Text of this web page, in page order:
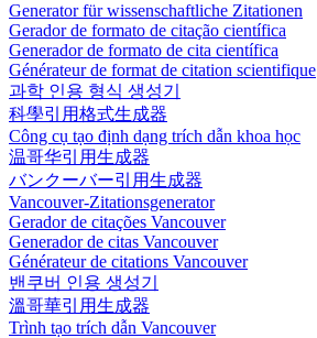
Generator für wissenschaftliche Zitationen
Gerador de formato de citação científica
Generador de formato de cita científica
Générateur de format de citation scientifique
과학 인용 형식 생성기
科學引用格式生成器
Công cụ tạo định dạng trích dẫn khoa học
温哥华引用生成器
バンクーバー引用生成器
Vancouver-Zitationsgenerator
Gerador de citações Vancouver
Generador de citas Vancouver
Générateur de citations Vancouver
밴쿠버 인용 생성기
溫哥華引用生成器
Trình tạo trích dẫn Vancouver